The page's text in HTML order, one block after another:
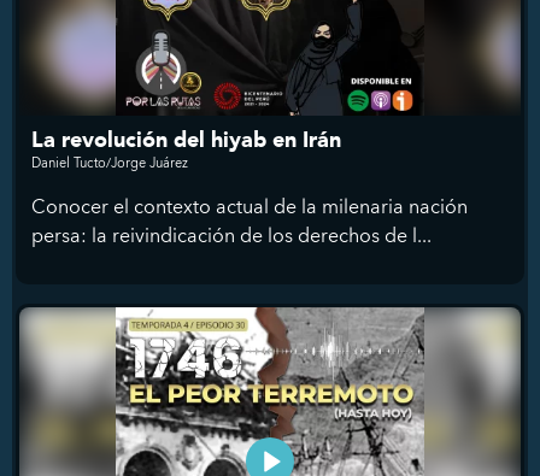
La revolución del hiyab en Irán
Daniel Tucto/Jorge Juárez
Conocer el contexto actual de la milenaria nación
persa: la reivindicación de los derechos de l...